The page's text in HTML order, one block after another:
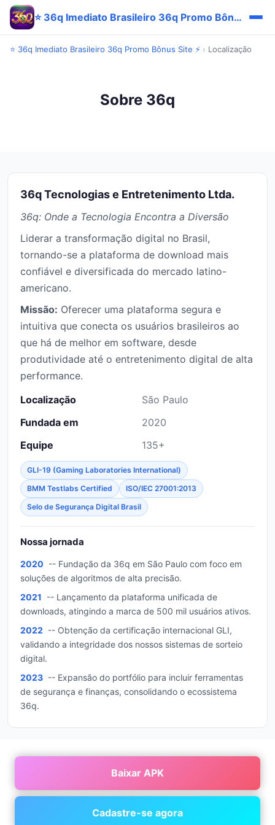
⭐ 36q Imediato Brasileiro 36q Promo Bônus Site ⚡
⭐ 36q Imediato Brasileiro 36q Promo Bônus Site ⚡ › Localização
Sobre 36q
36q Tecnologias e Entretenimento Ltda.
36q: Onde a Tecnologia Encontra a Diversão
Liderar a transformação digital no Brasil,
tornando-se a plataforma de download mais
confiável e diversificada do mercado latino-
americano.
Missão: Oferecer uma plataforma segura e
intuitiva que conecta os usuários brasileiros ao
que há de melhor em software, desde
produtividade até o entretenimento digital de alta
performance.
Localização
São Paulo
Fundada em
2020
Equipe
135+
GLI-19 (Gaming Laboratories International)
BMM Testlabs Certified
ISO/IEC 27001:2013
Selo de Segurança Digital Brasil
Nossa jornada
2020 -- Fundação da 36q em São Paulo com foco em
soluções de algoritmos de alta precisão.
2021 -- Lançamento da plataforma unificada de
downloads, atingindo a marca de 500 mil usuários ativos.
2022 -- Obtenção da certificação internacional GLI,
validando a integridade dos nossos sistemas de sorteio
digital.
2023 -- Expansão do portfólio para incluir ferramentas
de segurança e finanças, consolidando o ecossistema
36q.
Baixar APK
Cadastre-se agora